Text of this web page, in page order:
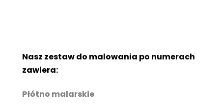
Nasz zestaw do malowania po numerach
zawiera:
Płótno malarskie